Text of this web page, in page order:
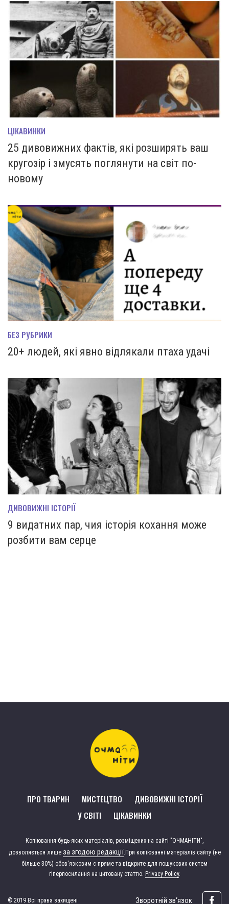
ЦІКАВИНКИ
25 дивовижних фактів, які розширять ваш
кругозір і змусять поглянути на світ по-
новому
БЕЗ РУБРИКИ
20+ людей, які явно відлякали птаха удачі
ДИВОВИЖНІ ІСТОРІЇ
9 видатних пар, чия історія кохання може
розбити вам серце
ПРО ТВАРИН МИСТЕЦТВО
ДИВОВИЖНІ ІСТОРІЇ
У СВІТІ
ЦІКАВИНКИ
Зворотній зв‘язок
Копіювання будь-яких матеріалів, розміщених на сайті "ОЧМАНІТИ",
дозволяється лише за згодою редакції При копіюванні матеріалів сайту (не
більше 30%) обов'язковим є пряме та відкрите для пошукових систем
гіперпосилання на цитовану статтю. Privacy Policy.
© 2019 Всі права захищені